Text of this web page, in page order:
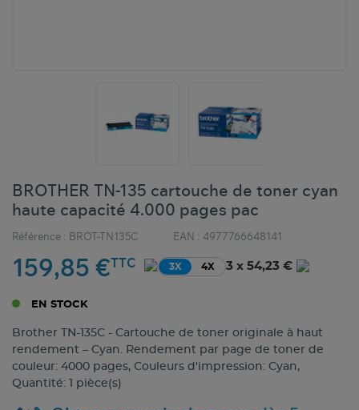
BROTHER TN-135 cartouche de toner cyan
haute capacité 4.000 pages pac
Référence : BROT-TN135C EAN : 4977766648141
159,85 €TTC 3X 4X 3 x 54,23 €
EN STOCK
Brother TN-135C - Cartouche de toner originale à haut
rendement – Cyan. Rendement par page de toner de
couleur: 4000 pages, Couleurs d'impression: Cyan,
Quantité: 1 pièce(s)